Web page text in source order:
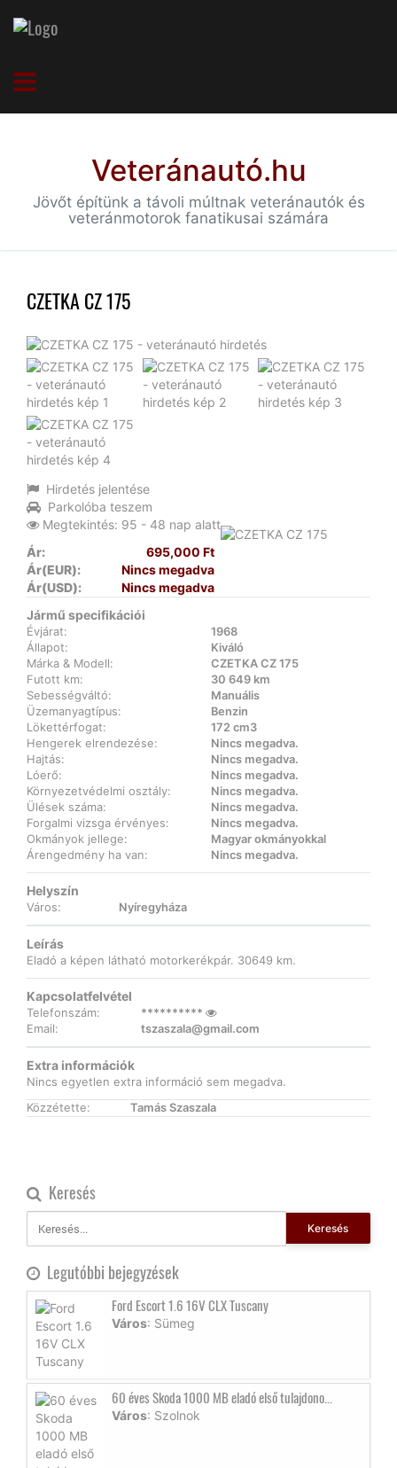
Veteránautó.hu
Jövőt építünk a távoli múltnak veteránautók és
veteránmotorok fanatikusai számára
CZETKA CZ 175
Hirdetés jelentése
Parkolóba teszem
Megtekintés: 95 - 48 nap alatt
Ár:
695,000 Ft
Ár(EUR):
Nincs megadva
Ár(USD):
Nincs megadva
Jármű specifikációi
Évjárat:
1968
Állapot:
Kiváló
Márka & Modell:
CZETKA CZ 175
Futott km:
30 649 km
Sebességváltó:
Manuális
Üzemanyagtípus:
Benzin
Lökettérfogat:
172 cm3
Hengerek elrendezése:
Nincs megadva.
Hajtás:
Nincs megadva.
Lóerő:
Nincs megadva.
Környezetvédelmi osztály:
Nincs megadva.
Ülések száma:
Nincs megadva.
Forgalmi vizsga érvényes:
Nincs megadva.
Okmányok jellege:
Magyar okmányokkal
Árengedmény ha van:
Nincs megadva.
Helyszín
Város: Nyíregyháza
Leírás
Eladó a képen látható motorkerékpár. 30649 km.
Kapcsolatfelvétel
Telefonszám:
**********
Email:
tszaszala@gmail.com
Extra információk
Nincs egyetlen extra információ sem megadva.
Közzétette:
Tamás Szaszala
Keresés
Keresés
Legutóbbi bejegyzések
Ford Escort 1.6 16V CLX Tuscany
Város: Sümeg
60 éves Skoda 1000 MB eladó első tulajdono...
Város: Szolnok